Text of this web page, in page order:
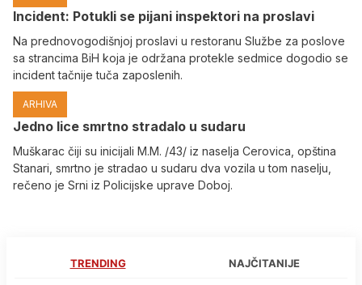
Incident: Potukli se pijani inspektori na proslavi
Na prednovogodišnjoj proslavi u restoranu Službe za poslove
sa strancima BiH koja je održana protekle sedmice dogodio se
incident tačnije tuča zaposlenih.
ARHIVA
Јedno lice smrtno stradalo u sudaru
Muškarac čiji su inicijali M.M. /43/ iz naselja Cerovica, opština
Stanari, smrtno je stradao u sudaru dva vozila u tom naselju,
rečeno je Srni iz Policijske uprave Doboj.
TRENDING NAJČITANIJE